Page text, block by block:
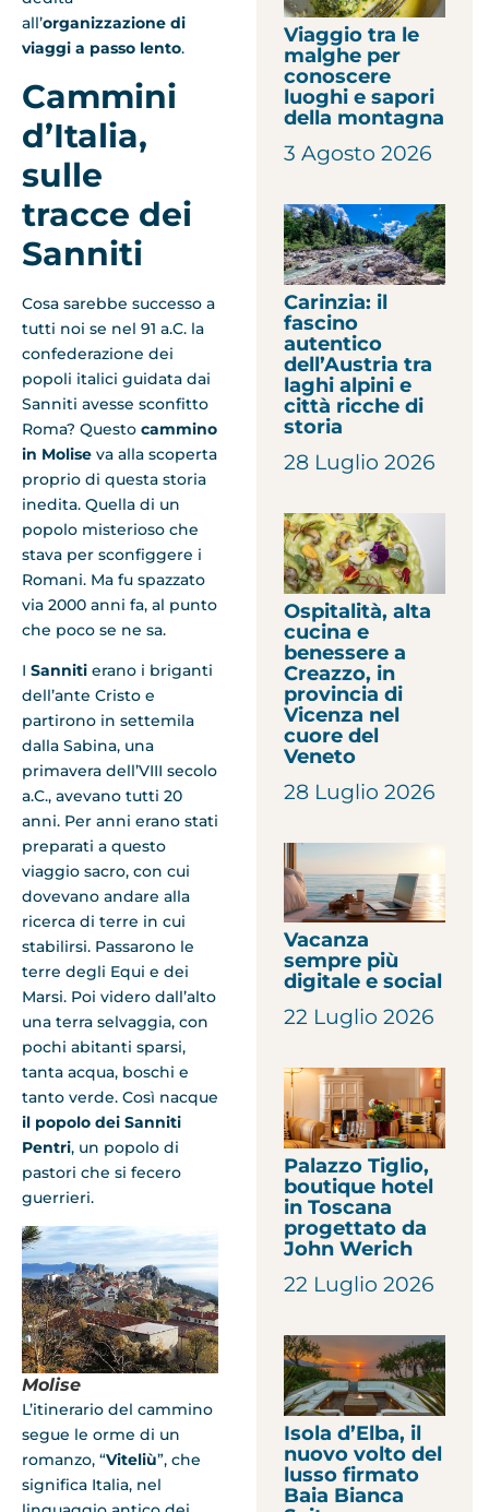
all’organizzazione di
viaggi a passo lento.
Cammini
d’Italia,
sulle
tracce dei
Sanniti
Cosa sarebbe successo a
tutti noi se nel 91 a.C. la
confederazione dei
popoli italici guidata dai
Sanniti avesse sconfitto
Roma? Questo cammino
in Molise va alla scoperta
proprio di questa storia
inedita. Quella di un
popolo misterioso che
stava per sconfiggere i
Romani. Ma fu spazzato
via 2000 anni fa, al punto
che poco se ne sa.
I Sanniti erano i briganti
dell’ante Cristo e
partirono in settemila
dalla Sabina, una
primavera dell’VIII secolo
a.C., avevano tutti 20
anni. Per anni erano stati
preparati a questo
viaggio sacro, con cui
dovevano andare alla
ricerca di terre in cui
stabilirsi. Passarono le
terre degli Equi e dei
Marsi. Poi videro dall’alto
una terra selvaggia, con
pochi abitanti sparsi,
tanta acqua, boschi e
tanto verde. Così nacque
il popolo dei Sanniti
Pentri, un popolo di
pastori che si fecero
guerrieri.
Molise
L’itinerario del cammino
segue le orme di un
romanzo, “Viteliù”, che
significa Italia, nel
Viaggio tra le
malghe per
conoscere
luoghi e sapori
della montagna
3 Agosto 2026
Carinzia: il
fascino
autentico
dell’Austria tra
laghi alpini e
città ricche di
storia
28 Luglio 2026
Ospitalità, alta
cucina e
benessere a
Creazzo, in
provincia di
Vicenza nel
cuore del
Veneto
28 Luglio 2026
Vacanza
sempre più
digitale e social
22 Luglio 2026
Palazzo Tiglio,
boutique hotel
in Toscana
progettato da
John Werich
22 Luglio 2026
Isola d’Elba, il
nuovo volto del
lusso firmato
Baia Bianca